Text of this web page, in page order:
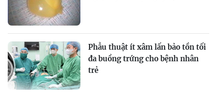
Phẫu thuật ít xâm lấn bảo tồn tối
đa buồng trứng cho bệnh nhân
trẻ